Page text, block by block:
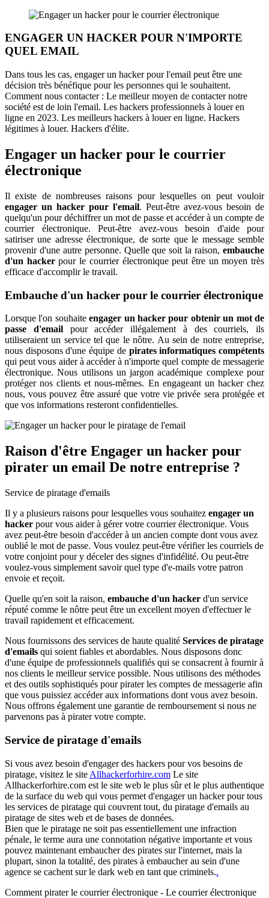
ENGAGER UN HACKER POUR N'IMPORTE
QUEL EMAIL
Dans tous les cas, engager un hacker pour l'email peut être une
décision très bénéfique pour les personnes qui le souhaitent.
Comment nous contacter : Le meilleur moyen de contacter notre
société est de loin l'email. Les hackers professionnels à louer en
ligne en 2023. Les meilleurs hackers à louer en ligne. Hackers
légitimes à louer. Hackers d'élite.
Engager un hacker pour le courrier
électronique
Il existe de nombreuses raisons pour lesquelles on peut vouloir
engager un hacker pour l'email. Peut-être avez-vous besoin de
quelqu'un pour déchiffrer un mot de passe et accéder à un compte de
courrier électronique. Peut-être avez-vous besoin d'aide pour
satiriser une adresse électronique, de sorte que le message semble
provenir d'une autre personne. Quelle que soit la raison, embauche
d'un hackerpour le courrier électronique peut être un moyen très
efficace d'accomplir le travail.
Embauche d'un hacker pour le courrier électronique
Lorsque l'on souhaiteengager un hacker pour obtenir un mot de
passe d'emailpour accéder illégalement à des courriels, ils
utiliseraient un service tel que le nôtre. Au sein de notre entreprise,
nous disposons d'une équipe de pirates informatiques compétents
qui peut vous aider à accéder à n'importe quel compte de messagerie
électronique. Nous utilisons un jargon académique complexe pour
protéger nos clients et nous-mêmes. En engageant un hacker chez
nous, vous pouvez être assuré que votre vie privée sera protégée et
que vos informations resteront confidentielles.
Raison d'être Engager un hacker pour
pirater un email De notre entreprise ?
Il y a plusieurs raisons pour lesquelles vous souhaitez engager un
hacker pour vous aider à gérer votre courrier électronique. Vous
avez peut-être besoin d'accéder à un ancien compte dont vous avez
oublié le mot de passe. Vous voulez peut-être vérifier les courriels de
votre conjoint pour y déceler des signes d'infidélité. Ou peut-être
voulez-vous simplement savoir quel type d'e-mails votre patron
envoie et reçoit.
Quelle qu'en soit la raison, embauche d'un hacker d'un service
réputé comme le nôtre peut être un excellent moyen d'effectuer le
travail rapidement et efficacement.
Nous fournissons des services de haute qualité Services de piratage
d'emails qui soient fiables et abordables. Nous disposons donc
d'une équipe de professionnels qualifiés qui se consacrent à fournir à
nos clients le meilleur service possible. Nous utilisons des méthodes
et des outils sophistiqués pour pirater les comptes de messagerie afin
que vous puissiez accéder aux informations dont vous avez besoin.
Nous offrons également une garantie de remboursement si nous ne
parvenons pas à pirater votre compte.
Service de piratage d'emails
Si vous avez besoin d'engager des hackers pour vos besoins de
piratage, visitez le site Allhackerforhire.com Le site
Allhackerforhire.com est le site web le plus sûr et le plus authentique
de la surface du web qui vous permet d'engager un hacker pour tous
les services de piratage qui couvrent tout, du piratage d'emails au
piratage de sites web et de bases de données.
Bien que le piratage ne soit pas essentiellement une infraction
pénale, le terme aura une connotation négative importante et vous
pouvez maintenant embaucher des pirates sur l'internet, mais la
plupart, sinon la totalité, des pirates à embaucher au sein d'une
agence se cachent sur le dark web en tant que criminels..
Comment pirater le courrier électronique - Le courrier électronique